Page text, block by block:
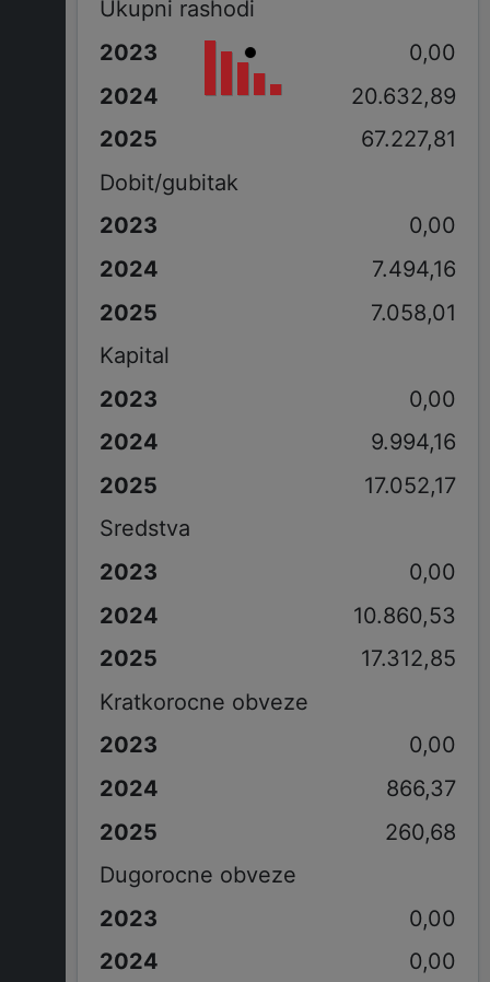
Ukupni rashodi
0,00
20.632,89
67.227,81
Dobit/gubitak
0,00
7.494,16
7.058,01
Kapital
0,00
9.994,16
17.052,17
Sredstva
0,00
10.860,53
17.312,85
Kratkorocne obveze
0,00
866,37
260,68
Dugorocne obveze
0,00
0,00